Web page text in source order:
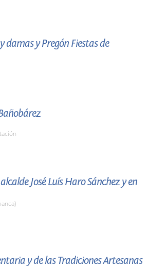
damas y Pregón Fiestas de
José Luís Haro Sánchez y en
y de las Tradiciones Artesanas